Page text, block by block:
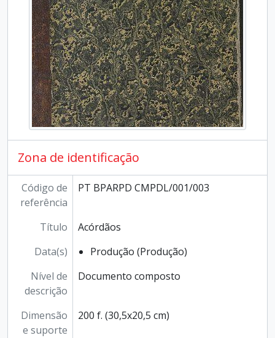
Zona de identificação
Código de
referência
PT BPARPD CMPDL/001/003
Título
Acórdãos
Data(s)
Produção (Produção)
Nível de
descrição
Documento composto
Dimensão
e suporte
200 f. (30,5x20,5 cm)